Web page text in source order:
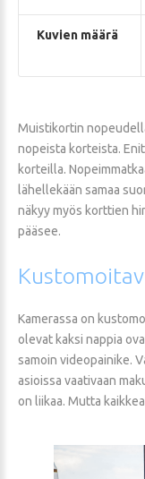
Kuvien määrä
Muistikortin
nopeista korteista.
korteilla.
lähellekään samaa
näkyy myös korttien
pääsee.
Kamerassa on
olevat kaksi nappia
samoin videopainike.
asioissa vaativaan
on liikaa. Mutta